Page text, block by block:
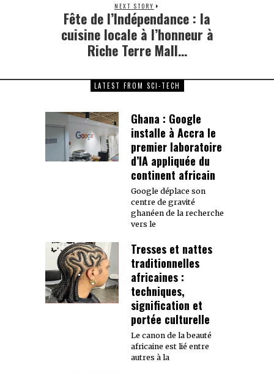
NEXT STORY
Next
post:
Fête de l’Indépendance : la
cuisine locale à l’honneur à
Riche Terre Mall…
LATEST FROM SCI-TECH
Ghana : Google
installe à Accra le
premier laboratoire
d’IA appliquée du
continent africain
Google déplace son
centre de gravité
ghanéen de la recherche
vers le
Tresses et nattes
traditionnelles
africaines :
techniques,
signification et
portée culturelle
Le canon de la beauté
africaine est lié entre
autres à la